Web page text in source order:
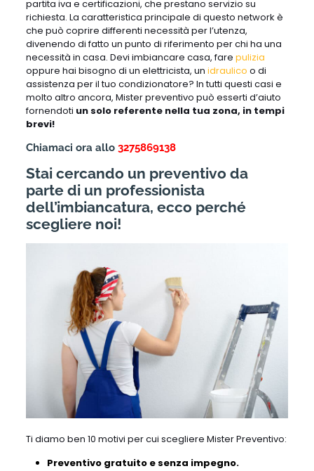
partita iva e certificazioni, che prestano servizio su
richiesta. La caratteristica principale di questo network è
che può coprire differenti necessità per l’utenza,
divenendo di fatto un punto di riferimento per chi ha una
necessità in casa. Devi imbiancare casa, fare pulizia
oppure hai bisogno di un elettricista, un idraulico o di
assistenza per il tuo condizionatore? In tutti questi casi e
molto altro ancora, Mister preventivo può esserti d’aiuto
fornendoti un solo referente nella tua zona, in tempi
brevi!
Chiamaci ora allo 3275869138
Stai cercando un preventivo da
parte di un professionista
dell’imbiancatura, ecco perché
scegliere noi!
Ti diamo ben 10 motivi per cui scegliere Mister Preventivo:
Preventivo gratuito e senza impegno.